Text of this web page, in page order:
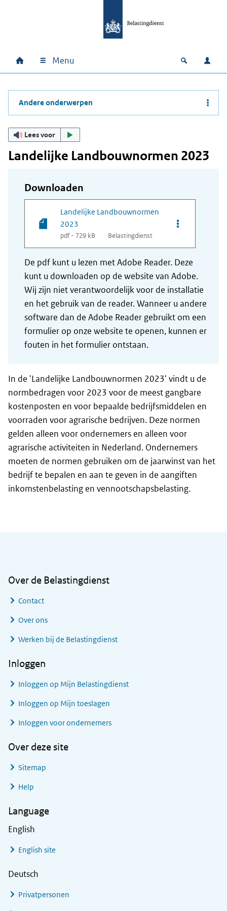
Hoofdnavigatie
Home Menu Open
Andere onderwerpen
Lees voor
Landelijke Landbouwnormen 2023
Downloaden
Landelijke Landbouwnormen
2023
pdf - 729 kB Belastingdienst
Opties van
De pdf kunt u lezen met Adobe Reader. Deze
kunt u downloaden op de website van Adobe.
Wij zijn niet verantwoordelijk voor de installatie
en het gebruik van de reader. Wanneer u andere
software dan de Adobe Reader gebruikt om een
formulier op onze website te openen, kunnen er
fouten in het formulier ontstaan.
In de 'Landelijke Landbouwnormen 2023' vindt u de
normbedragen voor 2023 voor de meest gangbare
kostenposten en voor bepaalde bedrijfsmiddelen en
voorraden voor agrarische bedrijven. Deze normen
gelden alleen voor ondernemers en alleen voor
agrarische activiteiten in Nederland. Ondernemers
moeten de normen gebruiken om de jaarwinst van het
bedrijf te bepalen en aan te geven in de aangiften
inkomstenbelasting en vennootschapsbelasting.
Over de Belastingdienst
Contact
Over ons
Werken bij de Belastingdienst
Inloggen
Inloggen op Mijn Belastingdienst
Inloggen op Mijn toeslagen
Inloggen voor ondernemers
Over deze site
Sitemap
Help
Language
English
English site
Deutsch
Privatpersonen